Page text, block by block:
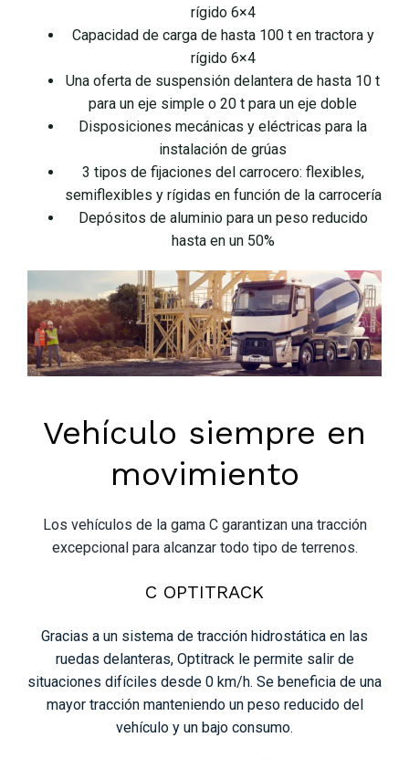
rígido 6×4
Capacidad de carga de hasta 100 t en tractora y
rígido 6×4
Una oferta de suspensión delantera de hasta 10 t
para un eje simple o 20 t para un eje doble
Disposiciones mecánicas y eléctricas para la
instalación de grúas
3 tipos de fijaciones del carrocero: flexibles,
semiflexibles y rígidas en función de la carrocería
Depósitos de aluminio para un peso reducido
hasta en un 50%
Vehículo siempre en
movimiento
Los vehículos de la gama C garantizan una tracción
excepcional para alcanzar todo tipo de terrenos.
C OPTITRACK
Gracias a un sistema de tracción hidrostática en las
ruedas delanteras, Optitrack le permite salir de
situaciones difíciles desde 0 km/h. Se beneficia de una
mayor tracción manteniendo un peso reducido del
vehículo y un bajo consumo.